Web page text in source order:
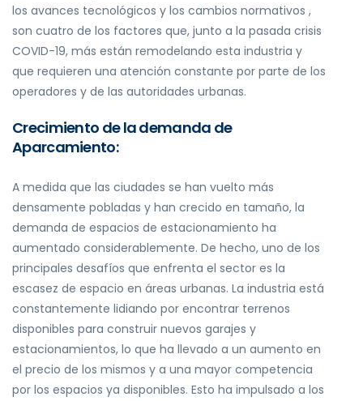
los avances tecnológicos y los cambios normativos ,
son cuatro de los factores que, junto a la pasada crisis
COVID-19, más están remodelando esta industria y
que requieren una atención constante por parte de los
operadores y de las autoridades urbanas.
Crecimiento de la demanda de
Aparcamiento:
A medida que las ciudades se han vuelto más
densamente pobladas y han crecido en tamaño, la
demanda de espacios de estacionamiento ha
aumentado considerablemente. De hecho, uno de los
principales desafíos que enfrenta el sector es la
escasez de espacio en áreas urbanas. La industria está
constantemente lidiando por encontrar terrenos
disponibles para construir nuevos garajes y
estacionamientos, lo que ha llevado a un aumento en
el precio de los mismos y a una mayor competencia
por los espacios ya disponibles. Esto ha impulsado a los